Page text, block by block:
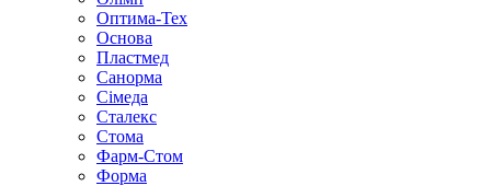
Оптима-Тех
Основа
Пластмед
Санорма
Сімеда
Сталекс
Стома
Фарм-Стом
Форма